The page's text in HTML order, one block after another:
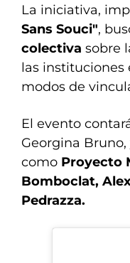
La iniciativa,
Sans Souci",
colectiva sobre
las instituciones
modos de
El evento
Georgina
como Proyecto
Bomboclat,
Pedrazza.